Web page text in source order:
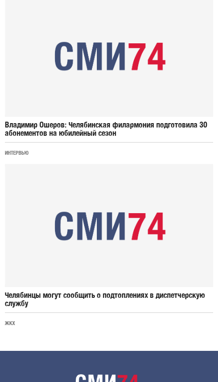
Владимир Ошеров: Челябинская филармония подготовила 30
абонементов на юбилейный сезон
ИНТЕРВЬЮ
Челябинцы могут сообщить о подтоплениях в диспетчерскую
службу
ЖКХ